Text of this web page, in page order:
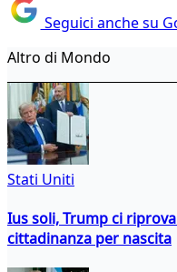
Seguici anche su
Altro di Mondo
Stati Uniti
Ius soli, Trump ci
cittadinanza per nascita